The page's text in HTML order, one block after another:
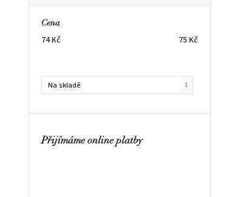
Cena
74Kč 75 Kč
Na skladě 1
Přijímáme online platby